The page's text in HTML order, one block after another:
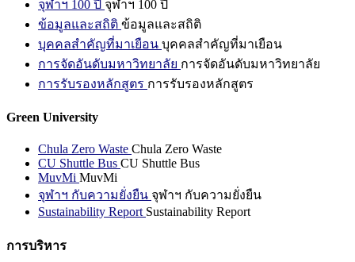
จุฬาฯ 100 ปี จุฬาฯ 100 ปี
ข้อมูลและสถิติ ข้อมูลและสถิติ
บุคคลสำคัญที่มาเยือน บุคคลสำคัญที่มาเยือน
การจัดอันดับมหาวิทยาลัย การจัดอันดับมหาวิทยาลัย
การรับรองหลักสูตร การรับรองหลักสูตร
Green University
Chula Zero Waste Chula Zero Waste
CU Shuttle Bus CU Shuttle Bus
MuvMi MuvMi
จุฬาฯ กับความยั่งยืน จุฬาฯ กับความยั่งยืน
Sustainability Report Sustainability Report
การบริหาร